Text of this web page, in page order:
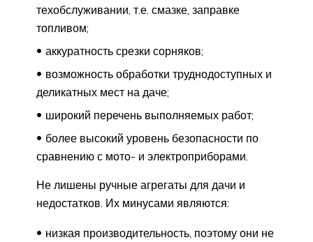
техобслуживании, т.е. смазке, заправке
топливом;
аккуратность срезки сорняков;
возможность обработки труднодоступных и
деликатных мест на даче;
широкий перечень выполняемых работ;
более высокий уровень безопасности по
сравнению с мото- и электроприборами.
Не лишены ручные агрегаты для дачи и
недостатков. Их минусами являются:
низкая производительность, поэтому они не